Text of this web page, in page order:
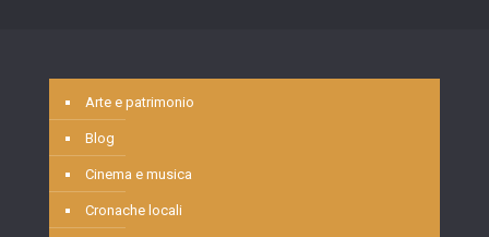
Arte e patrimonio
Blog
Cinema e musica
Cronache locali